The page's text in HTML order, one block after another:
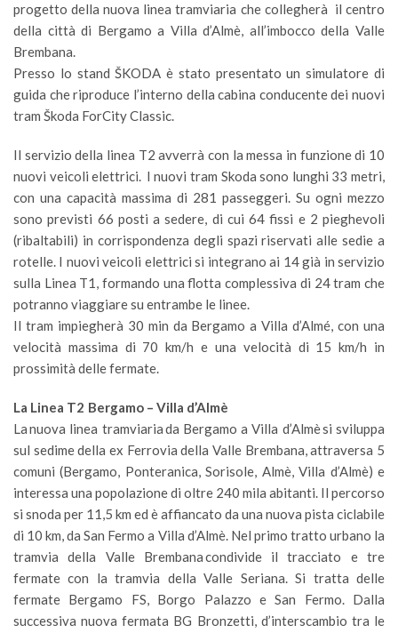
progetto della nuova linea tramviaria che collegherà il centro
della città di Bergamo a Villa d’Almè, all’imbocco della Valle
Brembana.
Presso lo stand ŠKODA è stato presentato un simulatore di
guida che riproduce l’interno della cabina conducente dei nuovi
tram Škoda ForCity Classic.
Il servizio della linea T2 avverrà con la messa in funzione di 10
nuovi veicoli elettrici. I nuovi tram Skoda sono lunghi 33 metri,
con una capacità massima di 281 passeggeri. Su ogni mezzo
sono previsti 66 posti a sedere, di cui 64 fissi e 2 pieghevoli
(ribaltabili) in corrispondenza degli spazi riservati alle sedie a
rotelle. I nuovi veicoli elettrici si integrano ai 14 già in servizio
sulla Linea T1, formando una flotta complessiva di 24 tram che
potranno viaggiare su entrambe le linee.
Il tram impiegherà 30 min da Bergamo a Villa d’Almé, con una
velocità massima di 70 km/h e una velocità di 15 km/h in
prossimità delle fermate.
La Linea T2 Bergamo – Villa d’Almè
La nuova linea tramviaria da Bergamo a Villa d’Almè si sviluppa
sul sedime della ex Ferrovia della Valle Brembana, attraversa 5
comuni (Bergamo, Ponteranica, Sorisole, Almè, Villa d’Almè) e
interessa una popolazione di oltre 240 mila abitanti. Il percorso
si snoda per 11,5 km ed è affiancato da una nuova pista ciclabile
di 10 km, da San Fermo a Villa d’Almè. Nel primo tratto urbano la
tramvia della Valle Brembana condivide il tracciato e tre
fermate con la tramvia della Valle Seriana. Si tratta delle
fermate Bergamo FS, Borgo Palazzo e San Fermo. Dalla
successiva nuova fermata BG Bronzetti, d’interscambio tra le